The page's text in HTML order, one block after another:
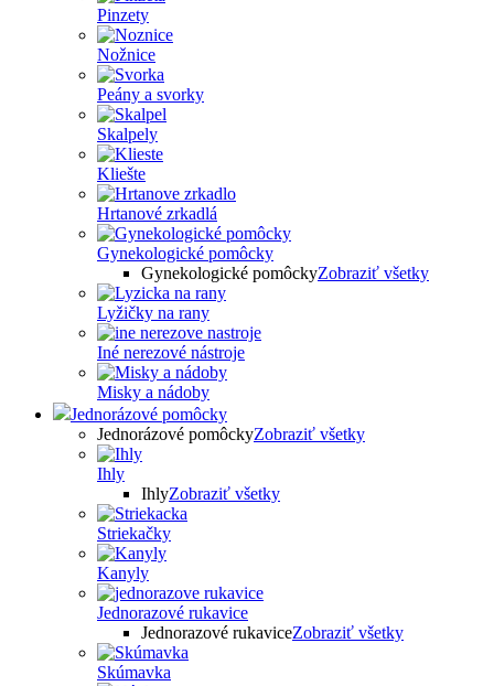
Pinzety
Nožnice
Peány a svorky
Skalpely
Kliešte
Hrtanové zrkadlá
Gynekologické pomôcky
Gynekologické pomôckyZobraziť všetky
Lyžičky na rany
Iné nerezové nástroje
Misky a nádoby
Jednorázové pomôcky
Jednorázové pomôckyZobraziť všetky
Ihly
IhlyZobraziť všetky
Striekačky
Kanyly
Jednorazové rukavice
Jednorazové rukaviceZobraziť všetky
Skúmavka